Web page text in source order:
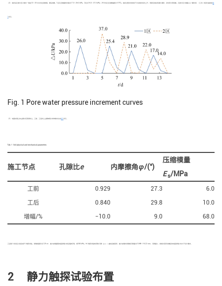
（2） 强夯后孔隙水压力增长一般在10～30 min内达到极值，随后消散。1区孔压增量的均值为17.0～26.0 kPa，2区为14.0～37.0 kPa；24 h内孔压消散幅度大于75%。强夯过程中场地地下水位短时间内上升，局部区域出现涌水涌砂、夯坑积水等现象。孔隙水压力增量△U 随时间 t （工况）的变化曲线如图
所示。
Fig. 1 Pore water pressure increment curves
（3） 地基处理土体主要为石英质砂土。工前、工后砂土主要物理力学参数对比如表1 所示。
Tab. 1 Soil physical and mechanical parameters
施工节点 孔隙比e 内摩擦角φ/(°)
压缩模量
Es/MPa
工前 0.929 27.3
6.0
工后
0.840 29.8
10.0
增幅/%
−10.0 9.0 68.0
工后每个试夯区分别完成3个载荷试验。承载板面积为2.25 m2 ，最大加载量取地基承载力特征值的2倍，即240 kPa。6个载荷试验的荷载-沉降（p-s ）曲线呈缓变形，最大加载时承载板沉降量为10.88～14.22 mm，沉降量小，按相对变形法确定的地基承载力均大于设计要求。
2 静力触探试验布置